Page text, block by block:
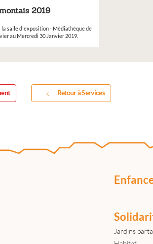
2019
la salle d'exposition - Médiathèque de
au Mercredi 30 Janvier 2019.
Retour à Services
Jardins